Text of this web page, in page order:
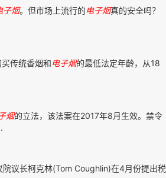
子烟。但市场上流行的电子烟真的安全吗？
传统香烟和电子烟的最低法定年龄，从18
烟的立法，该法案在2017年8月生效。禁令
议长柯克林(Tom Coughlin)在4月份提出税